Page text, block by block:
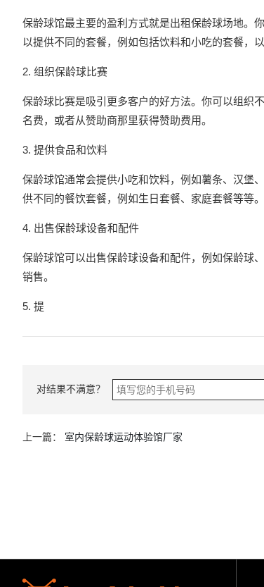
保龄球馆最主要的盈利方式就是出租保龄球场地。
以提供不同的套餐，例如包括饮料和小吃的套餐，
2. 组织保龄球比赛
保龄球比赛是吸引更多客户的好方法。你可以组织
名费，或者从赞助商那里获得赞助费用。
3. 提供食品和饮料
保龄球馆通常会提供小吃和饮料，例如薯条、汉堡
供不同的餐饮套餐，例如生日套餐、家庭套餐等等。
4. 出售保龄球设备和配件
保龄球馆可以出售保龄球设备和配件，例如保龄球
销售。
5. 提
对结果不满意？
上一篇： 室内保龄球运动体验馆厂家